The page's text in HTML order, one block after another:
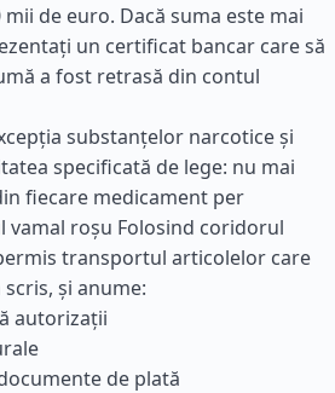
de euro. Dacă suma este mai
un certificat bancar care să
a fost retrasă din contul
substanțelor narcotice și
specificată de lege: nu mai
fiecare medicament per
vamal roșu Folosind coridorul
transportul articolelor care
și anume:
autorizații
de plată